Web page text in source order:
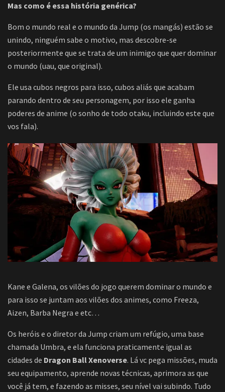
Mas como é essa história genérica?
Bom o mundo real e o mundo da Jump (os mangás) estão se
unindo, ninguém sabe o motivo, mas descobre-se
posteriormente que se trata de um inimigo que quer dominar
o mundo (uau, que original).
Ele usa cubos negros para isso, cubos aliás que acabam
parando dentro de seu personagem, por isso ele ganha
poderes de anime (o sonho de todo otaku, incluindo este que
vos fala).
Kane e Galena, os vilões do jogo querem dominar o mundo e
para isso se juntam aos vilões dos animes, como Freeza,
Aizen, Barba Negra e etc…
Os heróis e o diretor da Jump criam um refúgio, uma base
chamada Umbra, e ela funciona praticamente igual as
cidades de Dragon Ball Xenoverse. Lá vc pega missões, muda
seu equipamento, aprende novas técnicas, aprimora as que
você já tem, e fazendo as misses, seu nível vai subindo. Tudo